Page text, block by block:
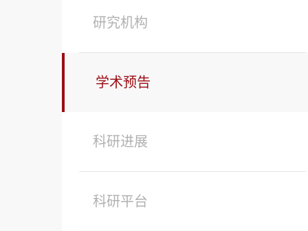
研究机构
学术预告
科研进展
科研平台